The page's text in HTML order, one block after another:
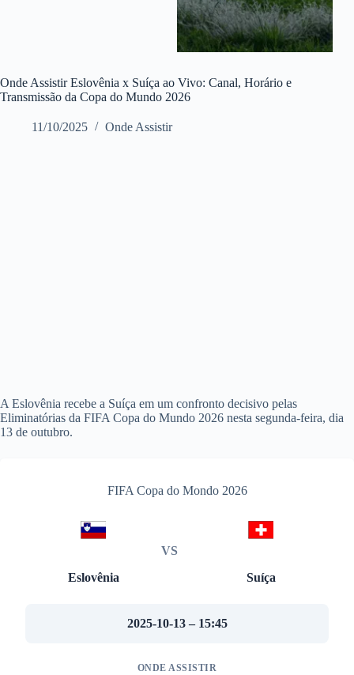
Onde Assistir Eslovênia x Suíça ao Vivo: Canal, Horário e
Transmissão da Copa do Mundo 2026
11/10/2025 Onde Assistir
A Eslovênia recebe a Suíça em um confronto decisivo pelas
Eliminatórias da FIFA Copa do Mundo 2026 nesta segunda-feira, dia
13 de outubro.
FIFA Copa do Mondo 2026
Eslovênia
VS
Suíça
2025-10-13 – 15:45
ONDE ASSISTIR